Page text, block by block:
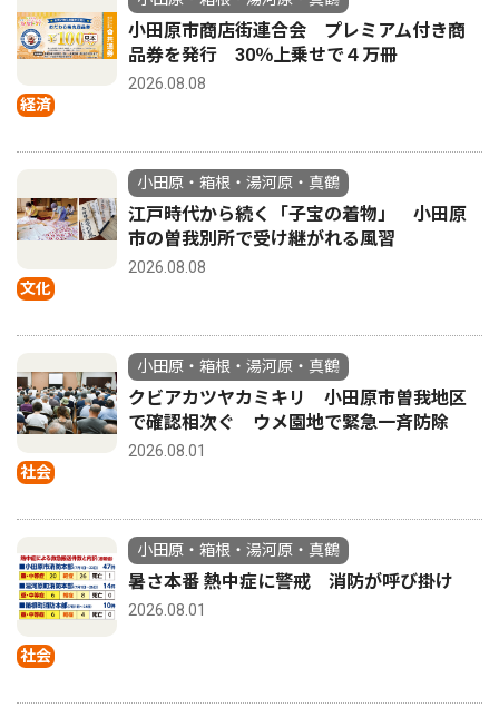
経済
小田原市商店街連合会 プレミアム付き商
品券を発行 30％上乗せで４万冊
2026.08.08
文化
小田原・箱根・湯河原・真鶴
江戸時代から続く「子宝の着物」 小田原
市の曽我別所で受け継がれる風習
2026.08.08
社会
小田原・箱根・湯河原・真鶴
クビアカツヤカミキリ 小田原市曽我地区
で確認相次ぐ ウメ園地で緊急一斉防除
2026.08.01
社会
小田原・箱根・湯河原・真鶴
暑さ本番 熱中症に警戒 消防が呼び掛け
2026.08.01